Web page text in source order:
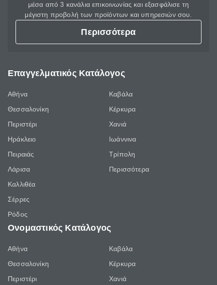
μέσα από 3 κανάλια επικοινωνίας και εξασφάλισε τη
μέγιστη προβολή των προϊόντων και υπηρεσιών σου.
Περισσότερα
Επαγγελματικός Κατάλογος
Αθήνα
Θεσσαλονίκη
Περιστέρι
Ηράκλειο
Πειραιάς
Λάρισα
Καλλιθέα
Σέρρες
Ρόδος
Καβάλα
Κέρκυρα
Χανιά
Ιωάννινα
Τρίπολη
Περισσότερα
Ονομαστικός Κατάλογος
Αθήνα
Θεσσαλονίκη
Περιστέρι
Καβάλα
Κέρκυρα
Χανιά